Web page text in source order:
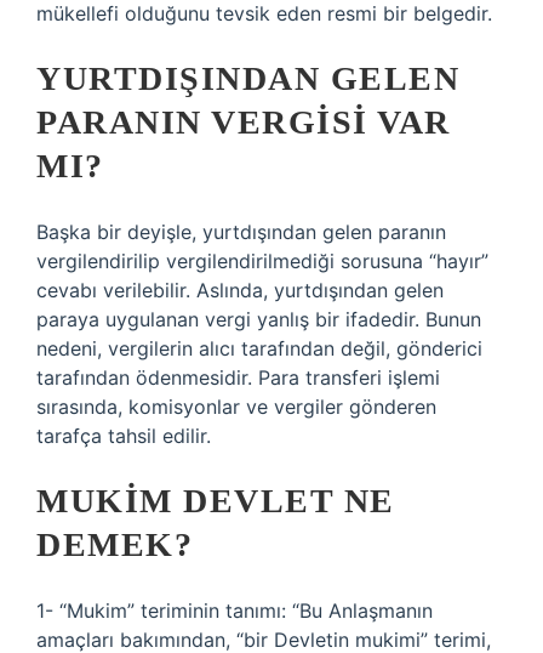
mükellefi olduğunu tevsik eden resmi bir belgedir.
YURTDIŞINDAN GELEN
PARANIN VERGISI VAR
MI?
Başka bir deyişle, yurtdışından gelen paranın
vergilendirilip vergilendirilmediği sorusuna “hayır”
cevabı verilebilir. Aslında, yurtdışından gelen
paraya uygulanan vergi yanlış bir ifadedir. Bunun
nedeni, vergilerin alıcı tarafından değil, gönderici
tarafından ödenmesidir. Para transferi işlemi
sırasında, komisyonlar ve vergiler gönderen
tarafça tahsil edilir.
MUKIM DEVLET NE
DEMEK?
1- “Mukim” teriminin tanımı: “Bu Anlaşmanın
amaçları bakımından, “bir Devletin mukimi” terimi,